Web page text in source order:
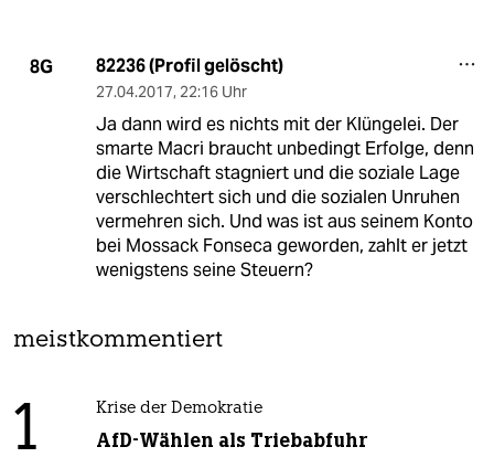
8G 82236 (Profil gelöscht)
27.04.2017, 22:16 Uhr
Ja dann wird es nichts mit der Klüngelei. Der
smarte Macri braucht unbedingt Erfolge, denn
die Wirtschaft stagniert und die soziale Lage
verschlechtert sich und die sozialen Unruhen
vermehren sich. Und was ist aus seinem Konto
bei Mossack Fonseca geworden, zahlt er jetzt
wenigstens seine Steuern?
meistkommentiert
1 Krise der Demokratie
AfD-Wählen als Triebabfuhr